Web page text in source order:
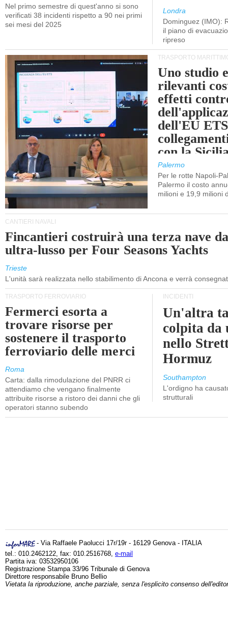
Nel primo semestre di quest'anno si sono
verificati 38 incidenti rispetto a 90 nei primi
sei mesi del 2025
Londra
Dominguez (IMO):
il piano di
ripreso
TRASPORTO
Uno studio
rilevanti
effetti
dell'EU
con la
Palermo
Per le rotte Napoli-
Palermo il costo
milioni e 19,9 milioni
CANTIERI NAVALI
Fincantieri costruirà una terza nave
ultra-lusso per Four Seasons Yachts
Trieste
L'unità sarà realizzata nello stabilimento di Ancona e verrà
TRASPORTO FERROVIARIO
Fermerci esorta a
trovare risorse per
sostenere il trasporto
ferroviario delle merci
Roma
Carta: dalla rimodulazione del PNRR ci
attendiamo che vengano finalmente
attribuite risorse a ristoro dei danni che gli
operatori stanno subendo
INCIDENTI
Un'altra
colpita da
nello
Hormuz
Southampton
L'ordigno ha
strutturali
- Via Raffaele Paolucci 17r/19r - 16129 Genova - ITALIA
tel.: 010.2462122, fax: 010.2516768, e-mail
Partita iva: 03532950106
Registrazione Stampa 33/96 Tribunale di Genova
Direttore responsabile Bruno Bellio
Vietata la riproduzione, anche parziale, senza l'esplicito consenso